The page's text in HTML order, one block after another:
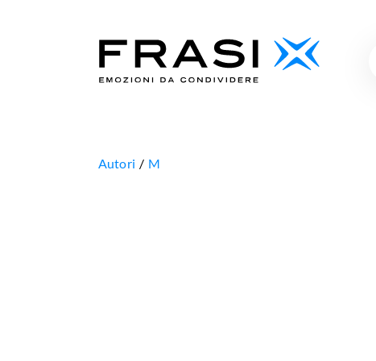
Autori M